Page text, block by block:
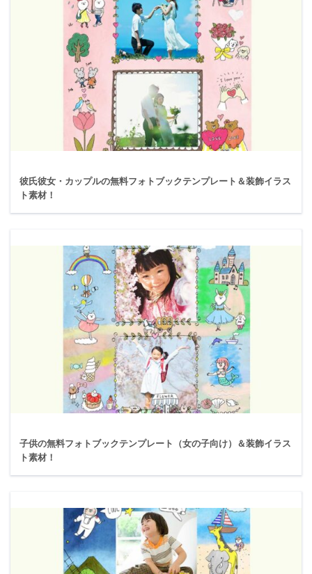
彼氏彼女・カップルの無料フォトブックテンプレート＆装飾イラス
ト素材！
子供の無料フォトブックテンプレート（女の子向け）＆装飾イラス
ト素材！